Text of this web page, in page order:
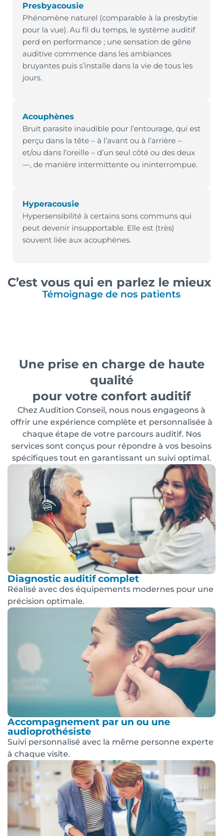
Presbyacousie
Phénomène naturel (comparable à la presbytie
pour la vue). Au fil du temps, le système auditif
perd en performance ; une sensation de gêne
auditive commence dans les ambiances
bruyantes puis s’installe dans la vie de tous les
jours.
Acouphènes
Bruit parasite inaudible pour l’entourage, qui est
perçu dans la tête – à l’avant ou à l’arrière –
et/ou dans l’oreille – d’un seul côté ou des deux
—, de manière intermittente ou ininterrompue.
Hyperacousie
Hypersensibilité à certains sons communs qui
peut devenir insupportable. Elle est (très)
souvent liée aux acouphènes.
C’est vous qui en parlez le mieux
Témoignage de nos patients
Une prise en charge de haute
qualité
pour votre confort auditif
Chez Audition Conseil, nous nous engageons à
offrir une expérience complète et personnalisée à
chaque étape de votre parcours auditif. Nos
services sont conçus pour répondre à vos besoins
spécifiques tout en garantissant un suivi optimal.
Diagnostic auditif complet
Réalisé avec des équipements modernes pour une
précision optimale.
Accompagnement par un ou une
audioprothésiste
Suivi personnalisé avec la même personne experte
à chaque visite.